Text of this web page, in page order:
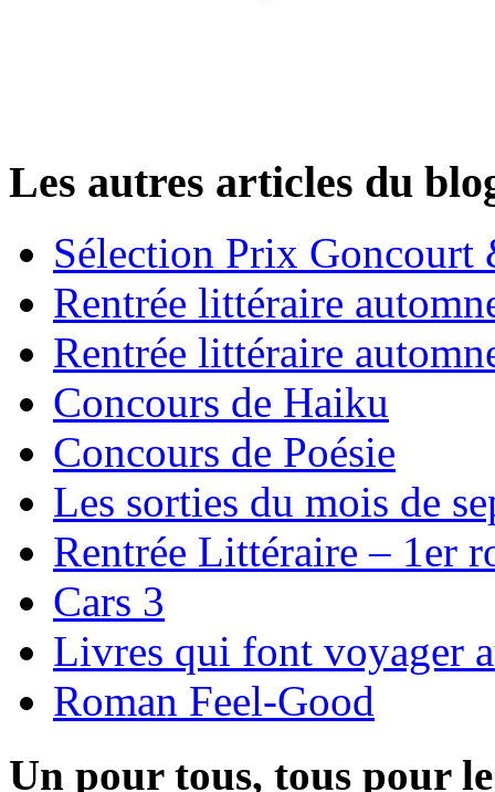
Les autres articles du
Sélection Prix Goncourt
Rentrée littéraire
Rentrée littéraire
Concours de Haiku
Concours de Poésie
Les sorties du mois de
Rentrée Littéraire – 1er
Cars 3
Livres qui font voyager
Roman Feel-Good
Un pour tous, tous pour